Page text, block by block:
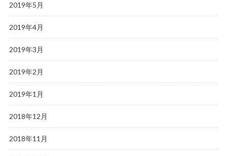
2019年5月
2019年4月
2019年3月
2019年2月
2019年1月
2018年12月
2018年11月